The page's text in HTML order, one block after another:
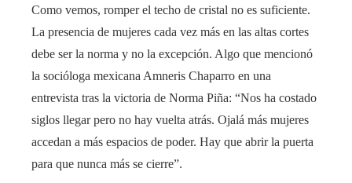
Como vemos, romper el techo de cristal no es suficiente.
La presencia de mujeres cada vez más en las altas cortes
debe ser la norma y no la excepción. Algo que mencionó
la socióloga mexicana Amneris Chaparro en una
entrevista tras la victoria de Norma Piña: “Nos ha costado
siglos llegar pero no hay vuelta atrás. Ojalá más mujeres
accedan a más espacios de poder. Hay que abrir la puerta
para que nunca más se cierre”.